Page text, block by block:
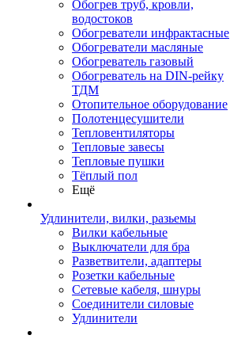
Обогрев труб, кровли,
водостоков
Обогреватели инфрактасные
Обогреватели масляные
Обогреватель газовый
Обогреватель на DIN-рейку
ТДМ
Отопительное оборудование
Полотенцесушители
Тепловентиляторы
Тепловые завесы
Тепловые пушки
Тёплый пол
Ещё
Удлинители, вилки, разьемы
Вилки кабельные
Выключатели для бра
Разветвители, адаптеры
Розетки кабельные
Сетевые кабеля, шнуры
Соединители силовые
Удлинители